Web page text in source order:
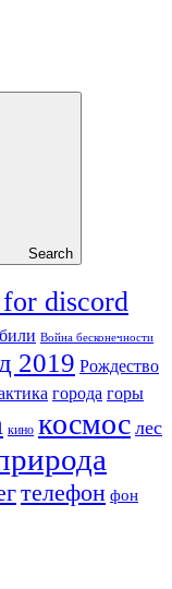
Search
discord
Война бесконечности
2019 Рождество
города горы
кино космос лес
телефон фон